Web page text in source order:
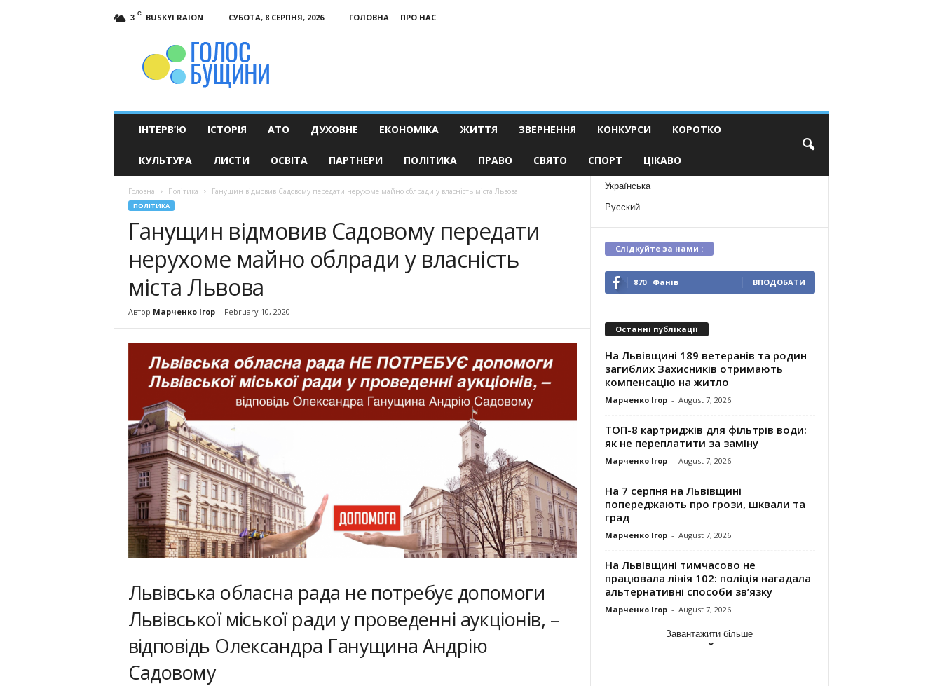
3 C BUSKYI RAION СУБОТА, 8 СЕРПНЯ, 2026 ГОЛОВНА
ПРО НАС
ІНТЕРВ’Ю ІСТОРІЯ АТО ДУХОВНЕ ЕКОНОМІКА ЖИТТЯ ЗВЕРНЕННЯ КОНКУРСИ КОРОТКО
КУЛЬТУРА ЛИСТИ ОСВІТА ПАРТНЕРИ ПОЛІТИКА ПРАВО СВЯТО СПОРТ ЦІКАВО
Головна Політика Ганущин відмовив Садовому передати нерухоме майно облради у власність міста Львова
ПОЛІТИКА
Ганущин відмовив Садовому передати
нерухоме майно облради у власність
міста Львова
Автор Марченко Ігор- February 10, 2020
Львівська обласна рада не потребує допомоги
Львівської міської ради у проведенні аукціонів, –
відповідь Олександра Ганущина Андрію
Садовому
Українська
Русский
Слідкуйте за нами :
870 Фанів ВПОДОБАТИ
Останні публікації
На Львівщині 189 ветеранів та родин
загиблих Захисників отримають
компенсацію на житло
Марченко Ігор - August 7, 2026
ТОП-8 картриджів для фільтрів води:
як не переплатити за заміну
Марченко Ігор - August 7, 2026
На 7 серпня на Львівщині
попереджають про грози, шквали та
град
Марченко Ігор - August 7, 2026
На Львівщині тимчасово не
працювала лінія 102: поліція нагадала
альтернативні способи зв’язку
Марченко Ігор - August 7, 2026
Завантажити більше